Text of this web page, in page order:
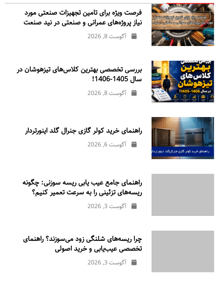
فرصت ویژه برای تامین تجهیزات صنعتی مورد
نیاز پروژه‌های عمرانی و صنعتی در نید صنعت
آگوست 8, 2026
بررسی تخصصی بهترین کلاس‌های تیزهوشان در
سال 1405-1406!
آگوست 8, 2026
راهنمای خرید کولر گازی جنرال‌ گلد اینورتر‌دار
آگوست 6, 2026
راهنمای جامع عیب یابی ریسه سوزنی: چگونه
ریسه‌های تزئینی را به سرعت تعمیر کنیم؟
آگوست 3, 2026
چرا ریسه‌های شلنگی زود می‌سوزند؟ راهنمای
تخصصی عیب‌یابی و خرید اصولی
آگوست 3, 2026